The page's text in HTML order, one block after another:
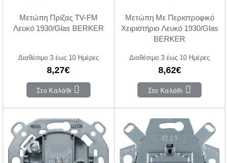
Μετώπη Πρίζας TV-FM
Λευκό 1930/Glas BERKER
Διαθέσιμο 3 έως 10 Ημέρες
8,27€
Στο Καλάθι
Μετώπη Με Περιστροφικό
Χειριστήριο Λευκό 1930/Glas
BERKER
Διαθέσιμο 3 έως 10 Ημέρες
8,62€
Στο Καλάθι